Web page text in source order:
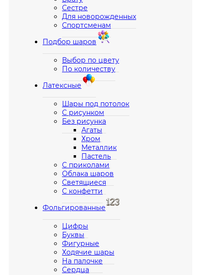
Сестре
Для новорожденных
Спортсменам
Подбор шаров
Выбор по цвету
По количеству
Латексные
Шары под потолок
С рисунком
Без рисунка
Агаты
Хром
Металлик
Пастель
С приколами
Облака шаров
Светящиеся
С конфетти
Фольгированные
Цифры
Буквы
Фигурные
Ходячие шары
На палочке
Сердца